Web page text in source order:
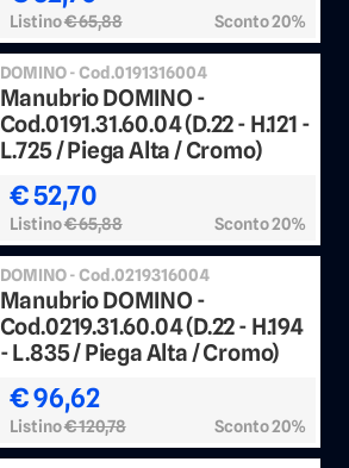
Listino€ 65,88 Sconto 20%
DOMINO - Cod.0191316004
Manubrio DOMINO -
Cod.0191.31.60.04 (D.22 - H.121 -
L.725 / Piega Alta / Cromo)
€ 52,70
Listino€ 65,88 Sconto 20%
DOMINO - Cod.0219316004
Manubrio DOMINO -
Cod.0219.31.60.04 (D.22 - H.194
- L.835 / Piega Alta / Cromo)
€ 96,62
Listino€ 120,78 Sconto 20%